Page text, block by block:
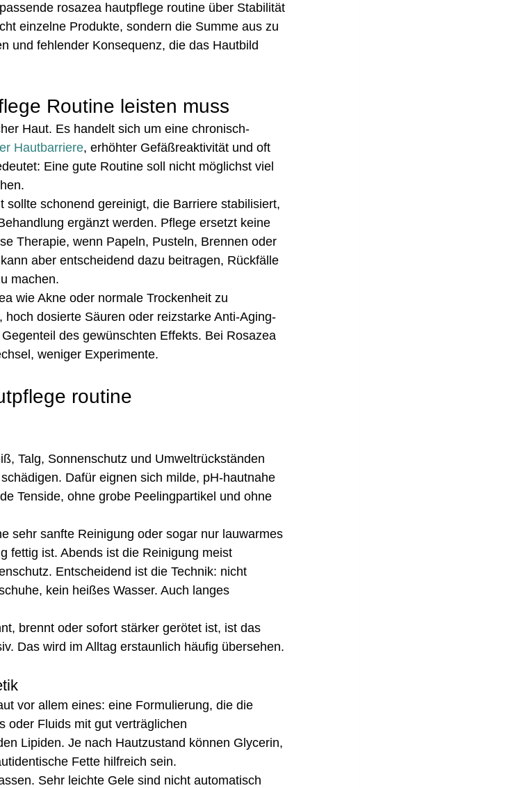
rosazea hautpflege routine über Stabilität
einzelne Produkte, sondern die Summe aus zu
und fehlender Konsequenz, die das Hautbild
Routine leisten muss
Haut. Es handelt sich um eine chronisch-
Hautbarriere, erhöhter Gefäßreaktivität und oft
Eine gute Routine soll nicht möglichst viel
sollte schonend gereinigt, die Barriere stabilisiert,
ergänzt werden. Pflege ersetzt keine
Therapie, wenn Papeln, Pusteln, Brennen oder
aber entscheidend dazu beitragen, Rückfälle
machen.
wie Akne oder normale Trockenheit zu
dosierte Säuren oder reizstarke Anti-Aging-
des gewünschten Effekts. Bei Rosazea
weniger Experimente.
routine
Talg, Sonnenschutz und Umweltrückständen
Dafür eignen sich milde, pH-hautnahe
Tenside, ohne grobe Peelingpartikel und ohne
sehr sanfte Reinigung oder sogar nur lauwarmes
fettig ist. Abends ist die Reinigung meist
Entscheidend ist die Technik: nicht
kein heißes Wasser. Auch langes
brennt oder sofort stärker gerötet ist, ist das
Das wird im Alltag erstaunlich häufig übersehen.
vor allem eines: eine Formulierung, die die
oder Fluids mit gut verträglichen
Lipiden. Je nach Hautzustand können Glycerin,
Fette hilfreich sein.
Sehr leichte Gele sind nicht automatisch